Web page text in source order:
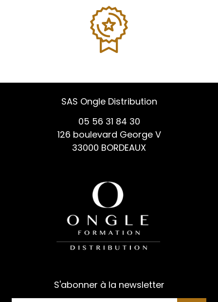
SAS Ongle Distribution
05 56 31 84 30
126 boulevard George V
33000 BORDEAUX
S'abonner à la newsletter